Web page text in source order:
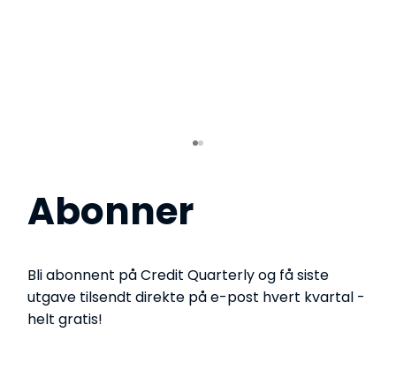
Abonner
Bli abonnent på Credit Quarterly og få siste
utgave tilsendt direkte på e-post hvert kvartal -
helt gratis!